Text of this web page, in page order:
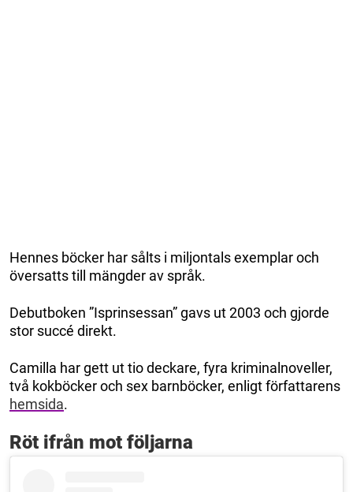
Hennes böcker har sålts i miljontals exemplar och
översatts till mängder av språk.
Debutboken ”Isprinsessan” gavs ut 2003 och gjorde
stor succé direkt.
Camilla har gett ut tio deckare, fyra kriminalnoveller,
två kokböcker och sex barnböcker, enligt författarens
hemsida.
Röt ifrån mot följarna